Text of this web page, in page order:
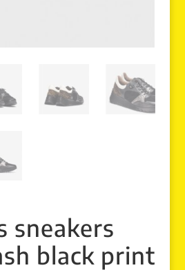
sneakers
black print